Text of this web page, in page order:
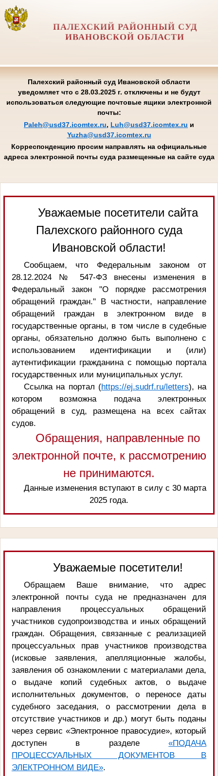
ПАЛЕХСКИЙ РАЙОННЫЙ СУД
ИВАНОВСКОЙ ОБЛАСТИ
Палехский районный суд Ивановской области
уведомляет что с 28.03.2025 г. отключены и не будут
использоваться следующие почтовые ящики электронной
почты:
Paleh@usd37.icomtex.ru, Luh@usd37.icomtex.ru и
Yuzha@usd37.icomtex.ru
Корреспонденцию просим направлять на официальные
адреса электронной почты суда размещенные на сайте суда
Уважаемые посетители сайта
Палехского районного суда
Ивановской области!
Сообщаем, что Федеральным законом от
28.12.2024 № 547-ФЗ внесены изменения в
Федеральный закон "О порядке рассмотрения
обращений граждан." В частности, направление
обращений граждан в электронном виде в
государственные органы, в том числе в судебные
органы, обязательно должно быть выполнено с
использованием идентификации и (или)
аутентификации гражданина с помощью портала
государственных или муниципальных услуг.
Ссылка на портал (https://ej.sudrf.ru/letters), на
котором возможна подача электронных
обращений в суд, размещена на всех сайтах
судов.
Обращения, направленные по
электронной почте, к рассмотрению
не принимаются.
Данные изменения вступают в силу с 30 марта
2025 года.
Уважаемые посетители!
Обращаем Ваше внимание, что адрес
электронной почты суда не предназначен для
направления процессуальных обращений
участников судопроизводства и иных обращений
граждан. Обращения, связанные с реализацией
процессуальных прав участников производства
(исковые заявления, апелляционные жалобы,
заявления об ознакомлении с материалами дела,
о выдаче копий судебных актов, о выдаче
исполнительных документов, о переносе даты
судебного заседания, о рассмотрении дела в
отсутствие участников и др.) могут быть поданы
через сервис «Электронное правосудие», который
доступен в разделе«ПОДАЧА
ПРОЦЕССУАЛЬНЫХ ДОКУМЕНТОВ В
ЭЛЕКТРОННОМ ВИДЕ».